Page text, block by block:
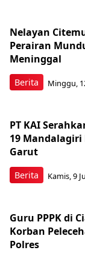
Berita
Nelayan
Perairan
Meninggal
Minggu,
Berita
PT KAI
19 Mandalagiri
Garut
Kamis, 9
Guru PPPK di
Korban
Polres